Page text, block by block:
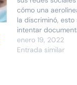
cómo una
la discriminó, esto
intentar
pues la empresa
espacio a una
enero 19, 2022
Entrada similar